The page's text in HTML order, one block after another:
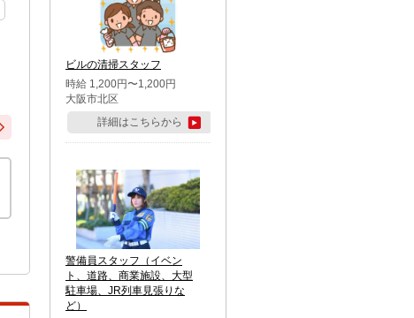
市・柏市・流山市・八千代
市・足立区・江戸川区・八王
子市・町田市
ビルの清掃スタッフ
時給 1,200円〜1,200円
大阪市北区
詳細はこちらから
警備員スタッフ（イベン
ト、道路、商業施設、大型
駐車場、JR列車見張りな
ど）